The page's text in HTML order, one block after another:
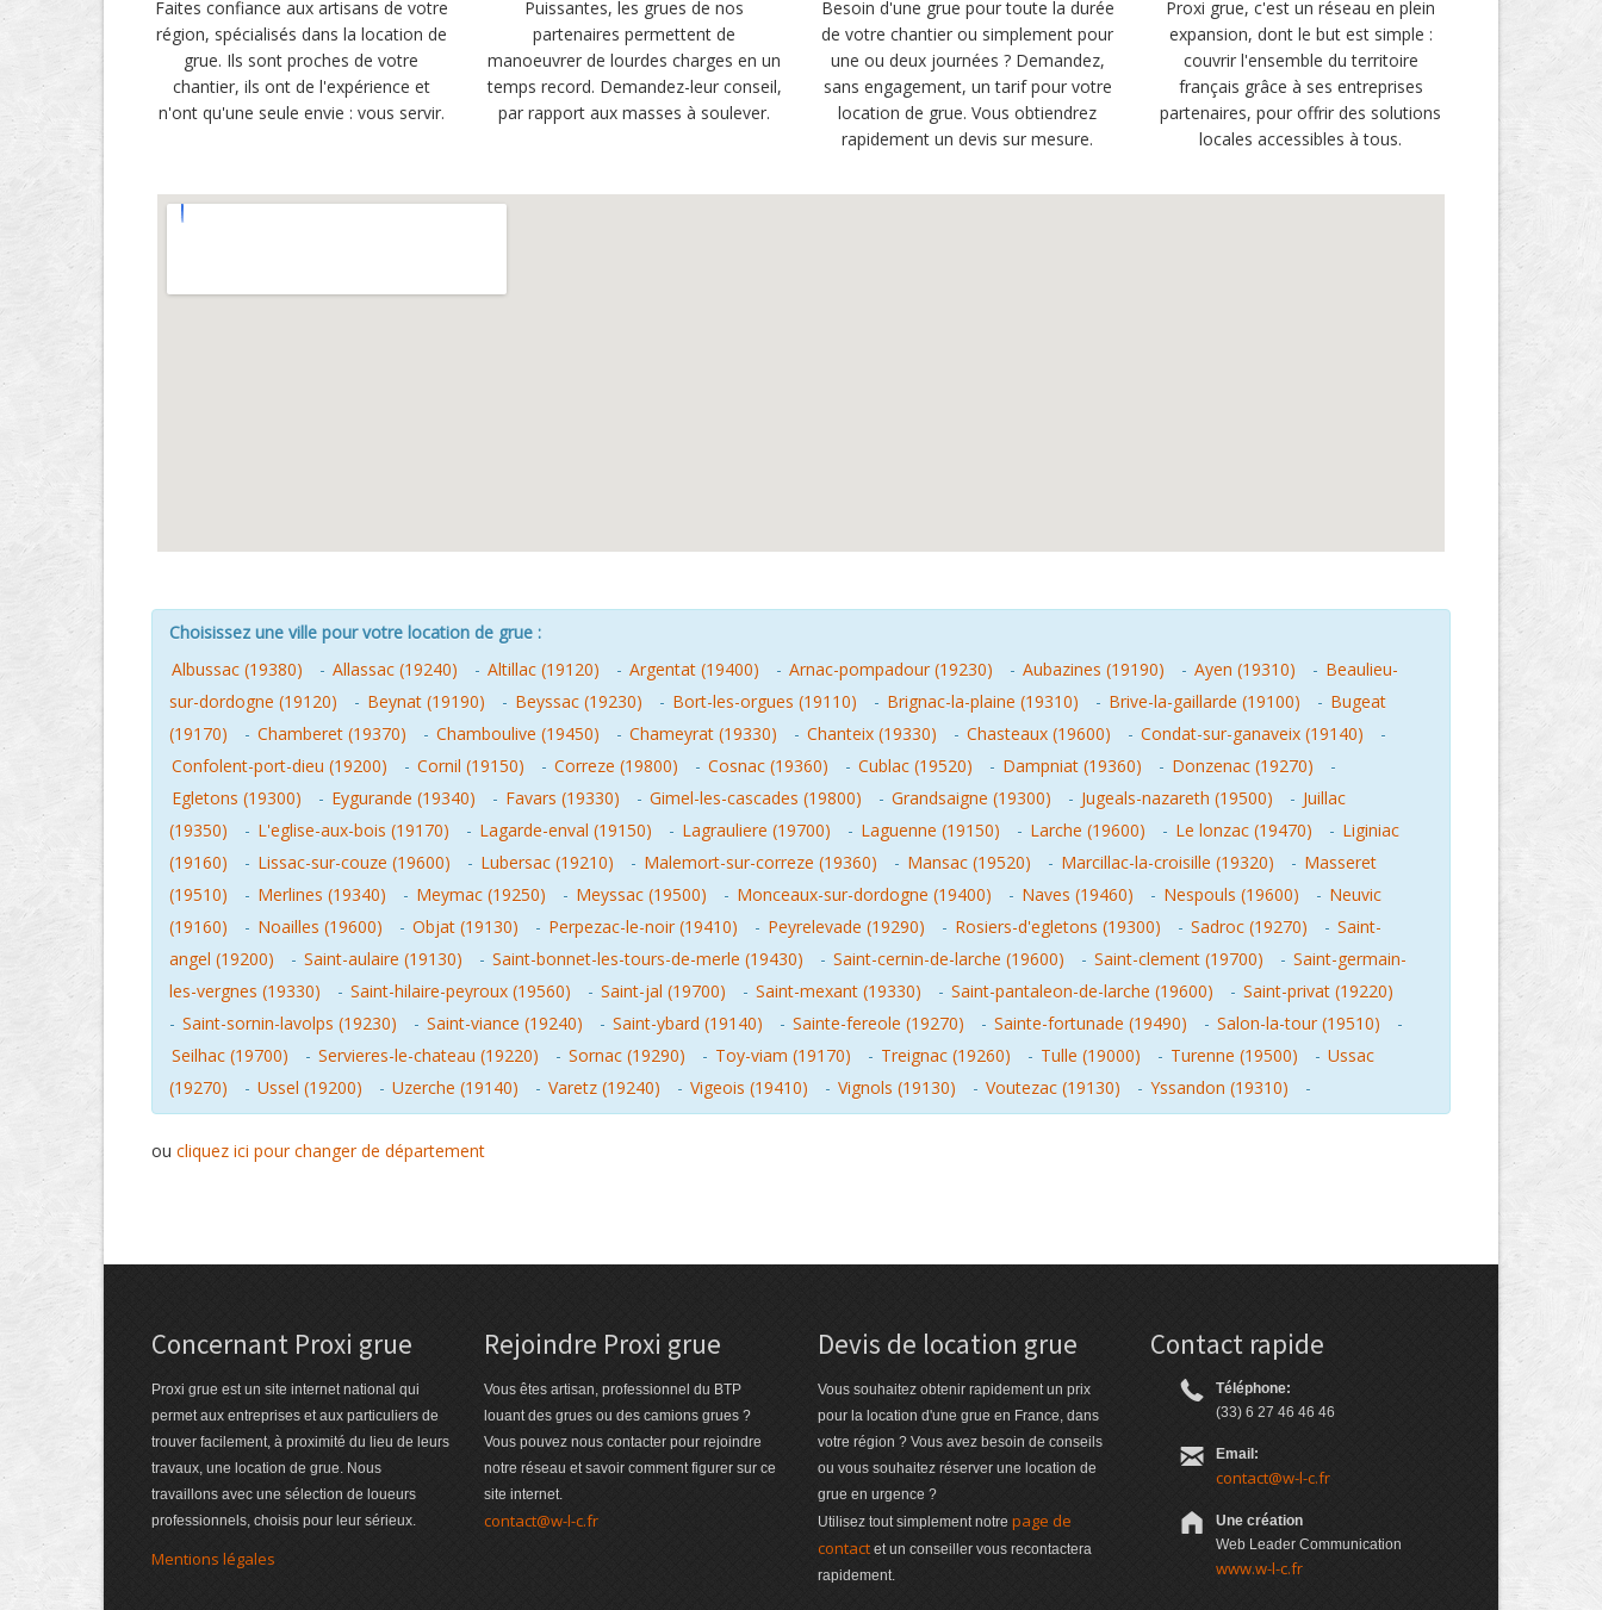
Faites confiance aux artisans de votre
région, spécialisés dans la location de
grue. Ils sont proches de votre
chantier, ils ont de l'expérience et
n'ont qu'une seule envie : vous servir.
Puissantes, les grues de nos
partenaires permettent de
manoeuvrer de lourdes charges en un
temps record. Demandez-leur conseil,
par rapport aux masses à soulever.
Besoin d'une grue pour toute la durée
de votre chantier ou simplement pour
une ou deux journées ? Demandez,
sans engagement, un tarif pour votre
location de grue. Vous obtiendrez
rapidement un devis sur mesure.
Proxi grue, c'est un réseau en plein
expansion, dont le but est simple :
couvrir l'ensemble du territoire
français grâce à ses entreprises
partenaires, pour offrir des solutions
locales accessibles à tous.
Choisissez une ville pour votre location de grue :
Albussac (19380)
- Allassac (19240) - Altillac (19120) - Argentat (19400) - Arnac-pompadour (19230) - Aubazines (19190) - Ayen (19310) - Beaulieu-
sur-dordogne (19120)
- Beynat (19190) - Beyssac (19230) - Bort-les-orgues (19110) - Brignac-la-plaine (19310) - Brive-la-gaillarde (19100) - Bugeat
(19170)
- Chamberet (19370) - Chamboulive (19450) - Chameyrat (19330) - Chanteix (19330) - Chasteaux (19600) - Condat-sur-ganaveix (19140)
-
Confolent-port-dieu (19200)
- Cornil (19150) - Correze (19800) - Cosnac (19360) - Cublac (19520) - Dampniat (19360) - Donzenac (19270)
-
Egletons (19300)
- Eygurande (19340) - Favars (19330) - Gimel-les-cascades (19800) - Grandsaigne (19300) - Jugeals-nazareth (19500) - Juillac
(19350)
- L'eglise-aux-bois (19170) - Lagarde-enval (19150) - Lagrauliere (19700) - Laguenne (19150) - Larche (19600) - Le lonzac (19470) - Liginiac
(19160)
- Lissac-sur-couze (19600) - Lubersac (19210) - Malemort-sur-correze (19360) - Mansac (19520) - Marcillac-la-croisille (19320) - Masseret
(19510)
- Merlines (19340) - Meymac (19250) - Meyssac (19500) - Monceaux-sur-dordogne (19400) - Naves (19460) - Nespouls (19600) - Neuvic
(19160)
- Noailles (19600) - Objat (19130) - Perpezac-le-noir (19410) - Peyrelevade (19290) - Rosiers-d'egletons (19300) - Sadroc (19270) - Saint-
angel (19200)
- Saint-aulaire (19130) - Saint-bonnet-les-tours-de-merle (19430) - Saint-cernin-de-larche (19600) - Saint-clement (19700) - Saint-germain-
les-vergnes (19330)
- Saint-hilaire-peyroux (19560) - Saint-jal (19700) - Saint-mexant (19330) - Saint-pantaleon-de-larche (19600) - Saint-privat (19220)
- Saint-sornin-lavolps (19230) - Saint-viance (19240) - Saint-ybard (19140) - Sainte-fereole (19270) - Sainte-fortunade (19490) - Salon-la-tour (19510)
-
Seilhac (19700)
- Servieres-le-chateau (19220) - Sornac (19290) - Toy-viam (19170) - Treignac (19260) - Tulle (19000) - Turenne (19500) - Ussac
(19270)
- Ussel (19200) - Uzerche (19140) - Varetz (19240) - Vigeois (19410) - Vignols (19130) - Voutezac (19130) - Yssandon (19310) -
ou cliquez ici pour changer de département
Concernant Proxi grue
Proxi grue est un site internet national qui
permet aux entreprises et aux particuliers de
trouver facilement, à proximité du lieu de leurs
travaux, une location de grue. Nous
travaillons avec une sélection de loueurs
professionnels, choisis pour leur sérieux.
Mentions légales
Rejoindre Proxi grue
Vous êtes artisan, professionnel du BTP
louant des grues ou des camions grues ?
Vous pouvez nous contacter pour rejoindre
notre réseau et savoir comment figurer sur ce
site internet.
contact@w-l-c.fr
Devis de location grue
Vous souhaitez obtenir rapidement un prix
pour la location d'une grue en France, dans
votre région ? Vous avez besoin de conseils
ou vous souhaitez réserver une location de
grue en urgence ?
Utilisez tout simplement notre page de
contactet un conseiller vous recontactera
rapidement.
Contact rapide
Téléphone:
(33) 6 27 46 46 46
Email:
contact@w-l-c.fr
Une création
Web Leader Communication
www.w-l-c.fr